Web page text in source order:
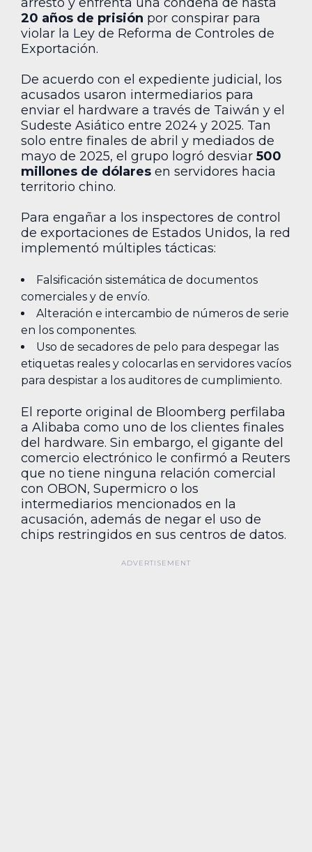
20 años de prisión por conspirar para
violar la Ley de Reforma de Controles de
Exportación.
De acuerdo con el expediente judicial, los
acusados usaron intermediarios para
enviar el hardware a través de Taiwán y el
Sudeste Asiático entre 2024 y 2025. Tan
solo entre finales de abril y mediados de
mayo de 2025, el grupo logró desviar 500
millones de dólares en servidores hacia
territorio chino.
Para engañar a los inspectores de control
de exportaciones de Estados Unidos, la red
implementó múltiples tácticas:
Falsificación sistemática de documentos
comerciales y de envío.
Alteración e intercambio de números de serie
en los componentes.
Uso de secadores de pelo para despegar las
etiquetas reales y colocarlas en servidores vacíos
para despistar a los auditores de cumplimiento.
El reporte original de Bloomberg perfilaba
a Alibaba como uno de los clientes finales
del hardware. Sin embargo, el gigante del
comercio electrónico le confirmó a Reuters
que no tiene ninguna relación comercial
con OBON, Supermicro o los
intermediarios mencionados en la
acusación, además de negar el uso de
chips restringidos en sus centros de datos.